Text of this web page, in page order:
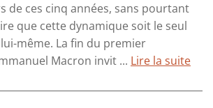
de ces cinq années, sans pourtant
que cette dynamique soit le seul
même. La fin du premier
Macron invit ... Lire la suite